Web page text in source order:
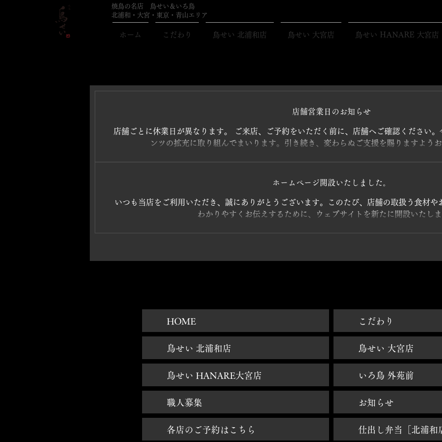
焼鳥の名店 鳥せい＆いろ鳥
北浦和・大宮・東京・青山エリア
ホーム こだわり 鳥せい 北浦和店 鳥せい 大宮店 鳥せい HANARE 大宮店
店舗営業日のお知らせ
店舗ごとに休業日が異なります。 ご来店、ご予約をいただく前に、店舗へご確認ください
ンツの拡充に取り組んでまいります。引き続き、変わらぬご支援を賜りますよう
ホームページ開設いたしました。
いつも当店をご利用いただき、誠にありがとうございます。このたび、店舗の取扱う食材
わかりやすくお伝えするために、ウェブサイトを新たに開設いたし
HOME
鳥せい 北浦和店
鳥せい HANARE大宮店
職人募集
各店のご予約はこちら
​こだわり
鳥せい 大宮店
いろ鳥 外苑前
お知らせ
仕出し弁当［北浦和